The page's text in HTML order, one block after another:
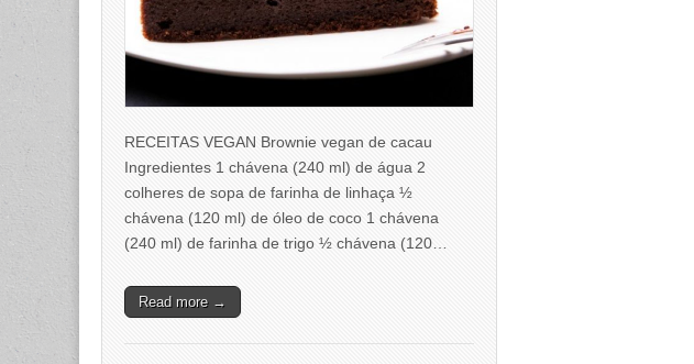
RECEITAS VEGAN Brownie vegan de cacau
Ingredientes 1 chávena (240 ml) de água 2
colheres de sopa de farinha de linhaça ½
chávena (120 ml) de óleo de coco 1 chávena
(240 ml) de farinha de trigo ½ chávena (120…
Read more →